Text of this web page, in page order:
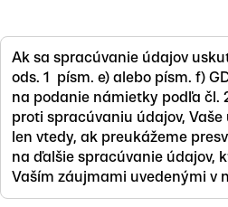
Ak sa spracúvanie údajov
ods. 1 písm. e) alebo písm. f)
na podanie námietky podľa čl.
proti spracúvaniu údajov,
len vtedy, ak preukážeme
na ďalšie spracúvanie údajov,
Vaším záujmami uvedenými v